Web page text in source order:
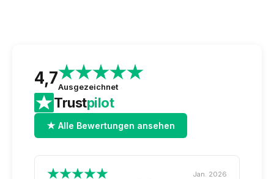
4,7Ausgezeichnet
Trustpilot
★ Alle Bewertungen ansehen
Jan. 2026